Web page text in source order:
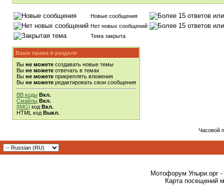
Новые сообщения
Нет новых сообщений
Тема закрыта
Ваши права в разделе
Вы не можете создавать новые темы
Вы не можете отвечать в темах
Вы не можете прикреплять вложения
Вы не можете редактировать свои сообщения
BB коды Вкл.
Смайлы Вкл.
[IMG] код Вкл.
HTML код Выкл.
Часовой
Мотофорум Упыри.орг -
Карта посещений